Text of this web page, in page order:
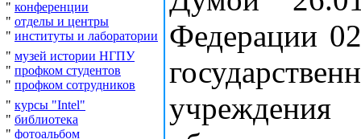
" конференции
" отделы и центры
" институты и лаборатории
" музей истории НГПУ
" профком студентов
" профком сотрудников
" курсы "Intel"
" библиотека
" фотоальбом
Федерации
учреждения